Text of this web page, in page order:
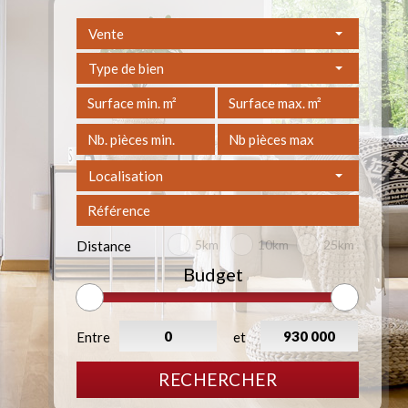
Vente
Type de bien
Localisation
Distance 5km 10km 25km
Budget
Entre et
RECHERCHER